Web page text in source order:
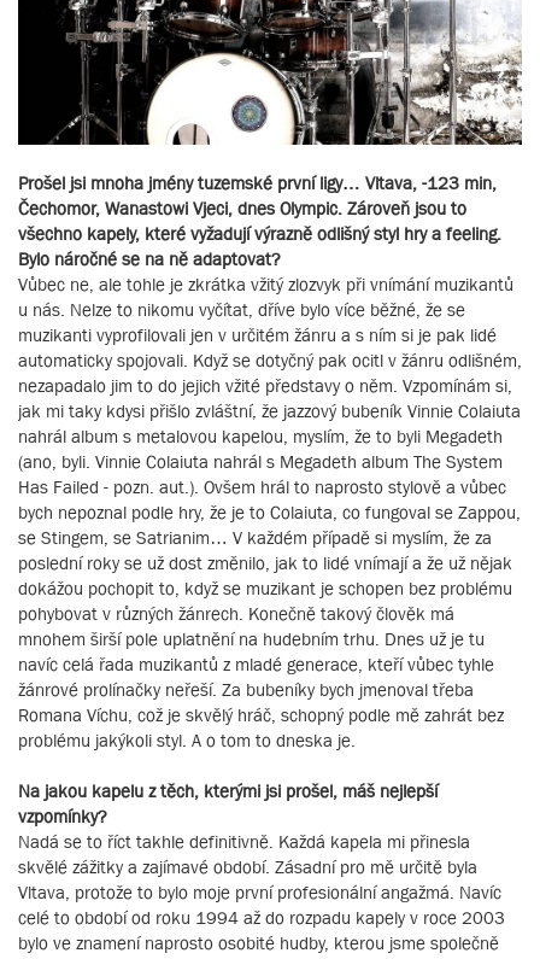
Prošel jsi mnoha jmény tuzemské první ligy… Vltava, -123 min,
Čechomor, Wanastowi Vjeci, dnes Olympic. Zároveň jsou to
všechno kapely, které vyžadují výrazně odlišný styl hry a feeling.
Bylo náročné se na ně adaptovat?
Vůbec ne, ale tohle je zkrátka vžitý zlozvyk při vnímání muzikantů
u nás. Nelze to nikomu vyčítat, dříve bylo více běžné, že se
muzikanti vyprofilovali jen v určitém žánru a s ním si je pak lidé
automaticky spojovali. Když se dotyčný pak ocitl v žánru odlišném,
nezapadalo jim to do jejich vžité představy o něm. Vzpomínám si,
jak mi taky kdysi přišlo zvláštní, že jazzový bubeník Vinnie Colaiuta
nahrál album s metalovou kapelou, myslím, že to byli Megadeth
(ano, byli. Vinnie Colaiuta nahrál s Megadeth album The System
Has Failed - pozn. aut.). Ovšem hrál to naprosto stylově a vůbec
bych nepoznal podle hry, že je to Colaiuta, co fungoval se Zappou,
se Stingem, se Satrianim… V každém případě si myslím, že za
poslední roky se už dost změnilo, jak to lidé vnímají a že už nějak
dokážou pochopit to, když se muzikant je schopen bez problému
pohybovat v různých žánrech. Konečně takový člověk má
mnohem širší pole uplatnění na hudebním trhu. Dnes už je tu
navíc celá řada muzikantů z mladé generace, kteří vůbec tyhle
žánrové prolínačky neřeší. Za bubeníky bych jmenoval třeba
Romana Víchu, což je skvělý hráč, schopný podle mě zahrát bez
problému jakýkoli styl. A o tom to dneska je.
Na jakou kapelu z těch, kterými jsi prošel, máš nejlepší
vzpomínky?
Nadá se to říct takhle definitivně. Každá kapela mi přinesla
skvělé zážitky a zajímavé období. Zásadní pro mě určitě byla
Vltava, protože to bylo moje první profesionální angažmá. Navíc
celé to období od roku 1994 až do rozpadu kapely v roce 2003
bylo ve znamení naprosto osobité hudby, kterou jsme společně